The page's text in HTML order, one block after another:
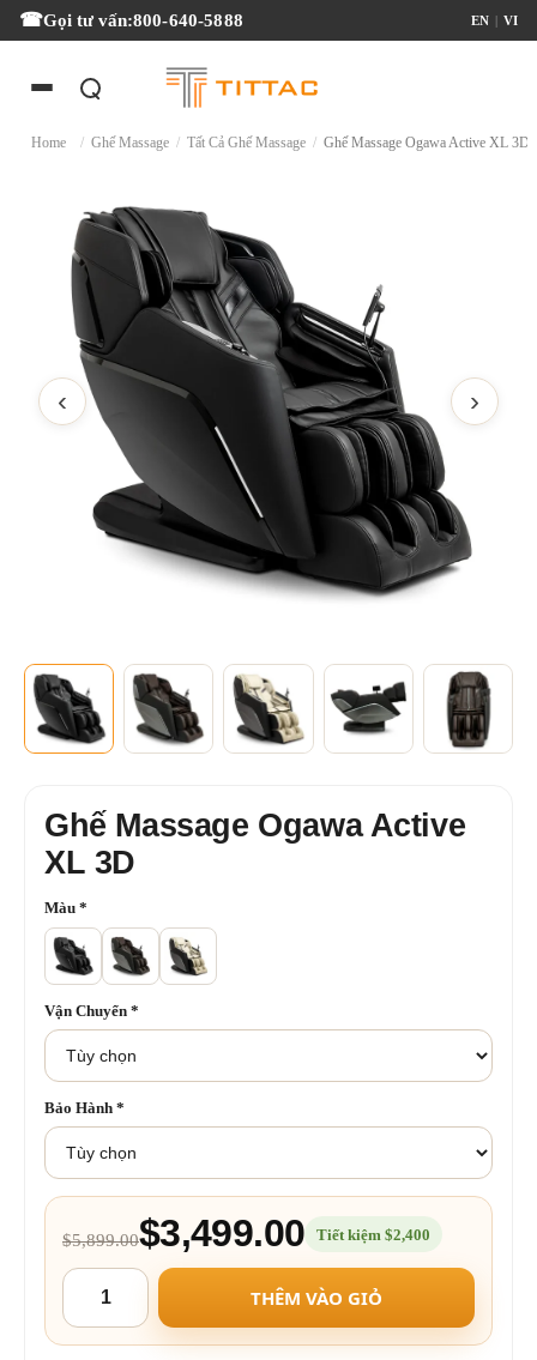
Gọi tư vấn:800-640-5888 EN | VI
Home / Ghế Massage / Tất Cả Ghế Massage / Ghế Massage Ogawa Active XL 3D
‹ ›
Ghế Massage Ogawa Active
XL 3D
Màu *
Vận Chuyển *
Bảo Hành *
$5,899.00$3,499.00 Tiết kiệm $2,400
THÊM VÀO GIỎ